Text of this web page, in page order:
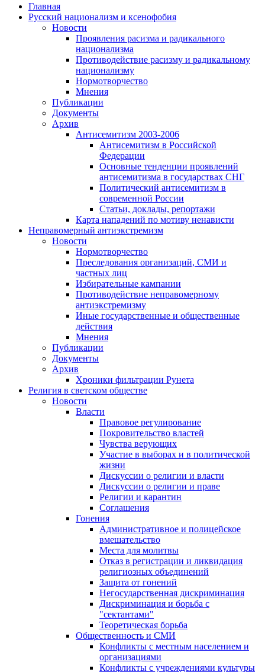
Главная
Русский национализм и ксенофобия
Новости
Проявления расизма и радикального
национализма
Противодействие расизму и радикальному
национализму
Нормотворчество
Мнения
Публикации
Документы
Архив
Антисемитизм 2003-2006
Антисемитизм в Российской
Федерации
Основные тенденции проявлений
антисемитизма в государствах СНГ
Политический антисемитизм в
современной России
Статьи, доклады, репортажи
Карта нападений по мотиву ненависти
Неправомерный антиэкстремизм
Новости
Нормотворчество
Преследования организаций, СМИ и
частных лиц
Избирательные кампании
Противодействие неправомерному
антиэкстремизму
Иные государственные и общественные
действия
Мнения
Публикации
Документы
Архив
Хроники фильтрации Рунета
Религия в светском обществе
Новости
Власти
Правовое регулирование
Покровительство властей
Чувства верующих
Участие в выборах и в политической
жизни
Дискуссии о религии и власти
Дискуссии о религии и праве
Религии и карантин
Соглашения
Гонения
Административное и полицейское
вмешательство
Места для молитвы
Отказ в регистрации и ликвидация
религиозных объединений
Защита от гонений
Негосударственная дискриминация
Дискриминация и борьба с
"сектантами"
Теоретическая борьба
Общественность и СМИ
Конфликты с местным населением и
организациями
Конфликты с учреждениями культуры